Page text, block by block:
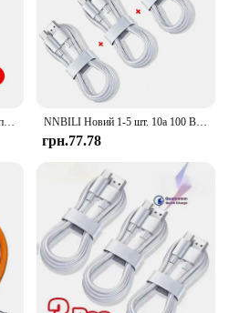
NNBILI 1-5 ШТ. 10A 120 Вт Тип C Кабель для надшвидкої зарядки Шнур передачі даних для Samsung Huawei Xiaomi 14 Redmi Кабелі USB C для швидкого заряджання NNBILI Новий 1-5 шт. 10a 100 Вт Кабель для надшвидкої зарядки типу C Шнур передачі даних для Huawei vivo oppo Кабелі швидкого заряджання USB C 2024
грн.77.78